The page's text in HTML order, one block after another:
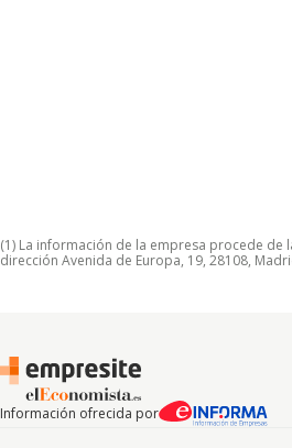
(1) La información de la empresa procede de
dirección Avenida de Europa, 19, 28108,
Información ofrecida por